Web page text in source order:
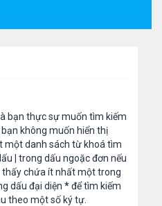
bạn thực sự muốn tìm kiếm
không muốn hiển thị
một danh sách từ khoá tìm
trong dấu ngoặc đơn nếu
chứa ít nhất một trong
dấu đại diện *để tìm kiếm
theo một số ký tự.